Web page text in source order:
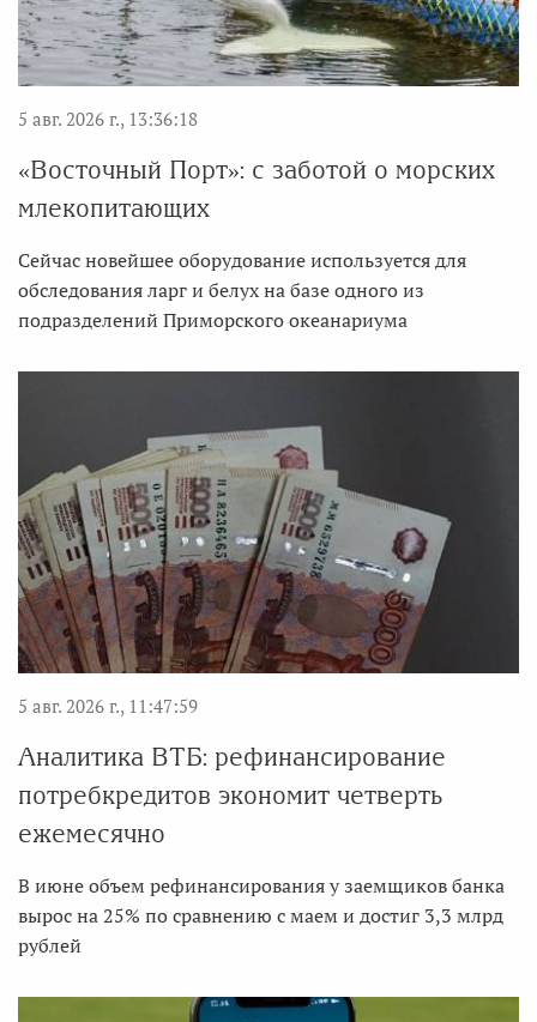
5 авг. 2026 г., 13:36:18
«Восточный Порт»: с заботой о морских
млекопитающих
Сейчас новейшее оборудование используется для
обследования ларг и белух на базе одного из
подразделений Приморского океанариума
5 авг. 2026 г., 11:47:59
Аналитика ВТБ: рефинансирование
потребкредитов экономит четверть
ежемесячно
В июне объем рефинансирования у заемщиков банка
вырос на 25% по сравнению с маем и достиг 3,3 млрд
рублей